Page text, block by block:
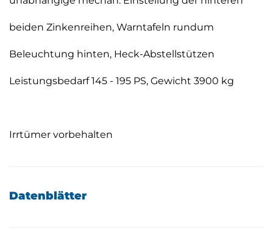
beiden Zinkenreihen, Warntafeln rundum
Beleuchtung hinten, Heck-Abstellstützen
Leistungsbedarf 145 - 195 PS, Gewicht 3900 kg
Irrtümer vorbehalten
Datenblätter